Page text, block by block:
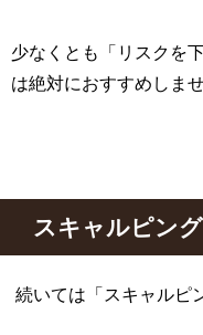
少なくとも「リスクを
は絶対におすすめしませ
スキャルピン
続いては「スキャルピ